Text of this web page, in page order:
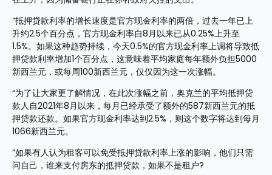
“抵押贷款利率的增长速度是官方现金利率的两倍，过去一年已上
升约2.5个百分点，官方现金利率自8月以来已从0.25%上升至
1.5%。如果这种趋势持续，今天0.5%的官方现金利率上调将导致抵
押贷款利率增加1个百分点，这意味着平均家庭每年额外负担5000
新西兰元，或每周100新西兰元，仅仅因为这一次涨幅。
“为了让大家更了解情况，在此次涨幅之前，奥克兰的平均抵押贷
款人自2021年8月以来，每月已经承受了额外的587新西兰元的抵
押贷款还款。如果官方现金利率达到2.5%，则这个数字将达到每月
1066新西兰元。
“如果有人认为租客可以免受抵押贷款利率上涨的影响，他们只需
问自己，谁来支付房东的抵押贷款，如果不是租户?